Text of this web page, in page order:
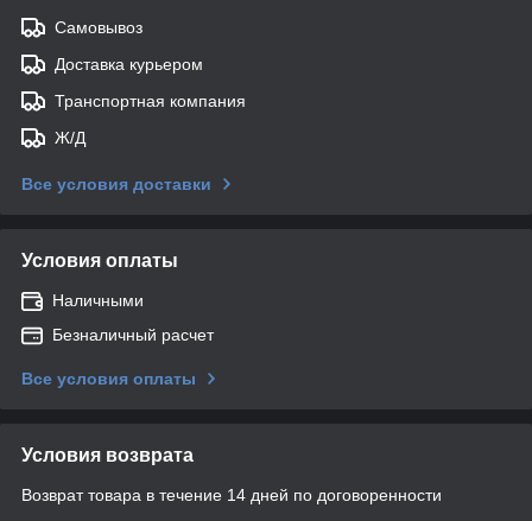
Самовывоз
Доставка курьером
Транспортная компания
Ж/Д
Все условия доставки
Условия оплаты
Наличными
Безналичный расчет
Все условия оплаты
Условия возврата
Возврат товара в течение 14 дней по договоренности